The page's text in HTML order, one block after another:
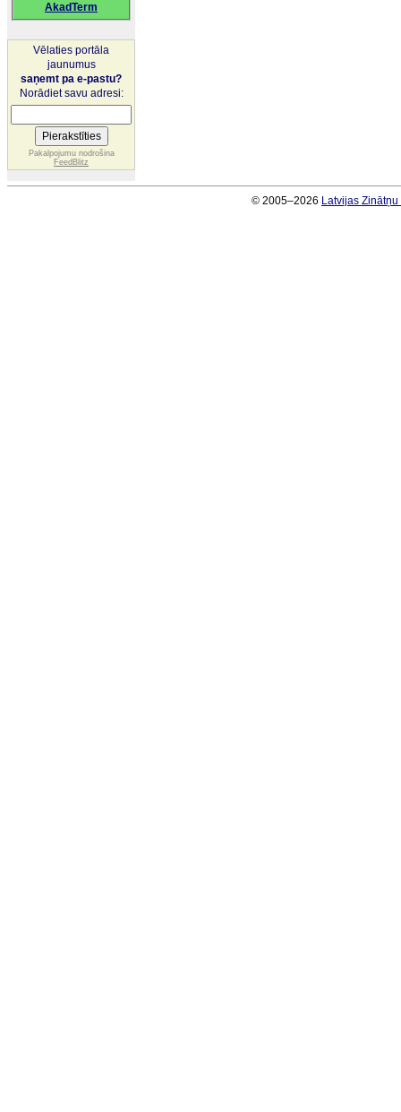
AkadTerm
Vēlaties portāla
jaunumus
saņemt pa e-pastu?
Norādiet savu adresi:
Pakalpojumu nodrošina
FeedBlitz
© 2005–2026 Latvijas